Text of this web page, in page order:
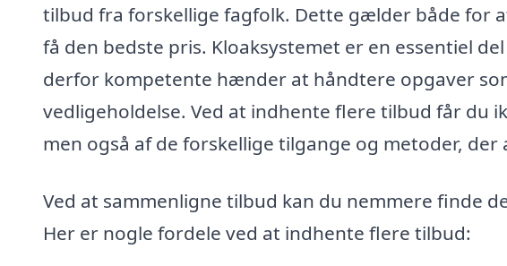
tilbud fra forskellige fagfolk. Dette gælder både for
få den bedste pris. Kloaksystemet er en essentiel
derfor kompetente hænder at håndtere opgaver
vedligeholdelse. Ved at indhente flere tilbud får du
men også af de forskellige tilgange og metoder,
Ved at sammenligne tilbud kan du nemmere finde
Her er nogle fordele ved at indhente flere tilbud: